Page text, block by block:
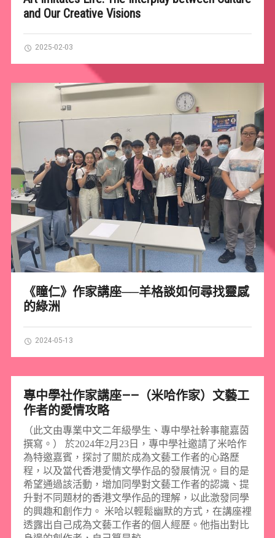
and Our Creative Visions
2025-02-03
《瞳仁》作家講座──羊格談如何尋找靈感
的綠洲
2024-05-13
專中學社作家講座——（米哈作家）文藝工
作者的愛情攻略
（此文由專業中文二年級學生、專中學社幹事龍嘉茵
撰寫。） 於2024年2月23日，專中學社邀請了米哈作
為特邀嘉賓，探討了關於成為文藝工作者的心路歷
程，以及當代香港愛情文學作品的發展情況。目的是
希望通過該活動，增加同學對文藝工作者的認識、提
升對不同題材的香港文學作品的理解，以此激發同學
的興趣和創作力。 米哈以輕鬆幽默的方式，在講座裡
透露出自己成為文藝工作者的個人經歷。他指出對比